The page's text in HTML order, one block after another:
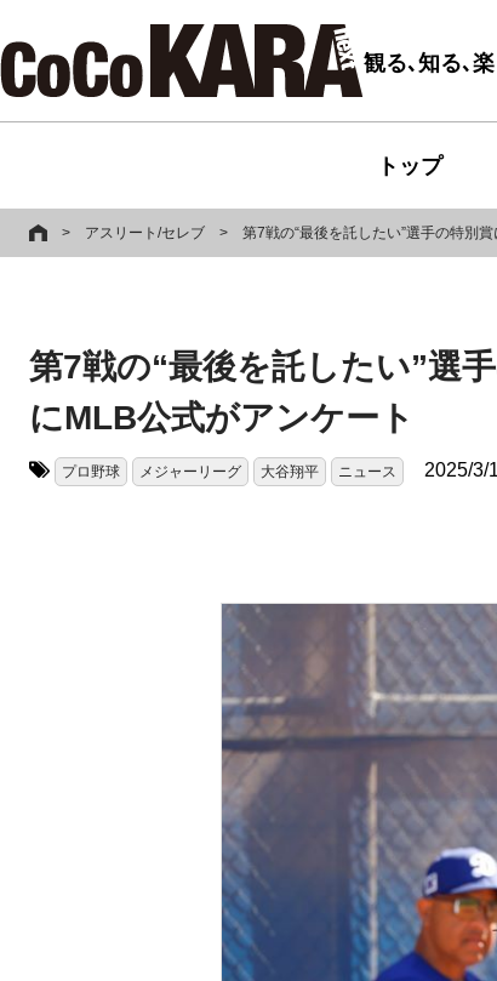
観る､知る､
トップ
> アスリート/セレブ > 第7戦の“最後を託したい”選手の特別
第7戦の“最後を託したい”選
にMLB公式がアンケート
プロ野球 メジャーリーグ 大谷翔平 ニュース 2025/3/